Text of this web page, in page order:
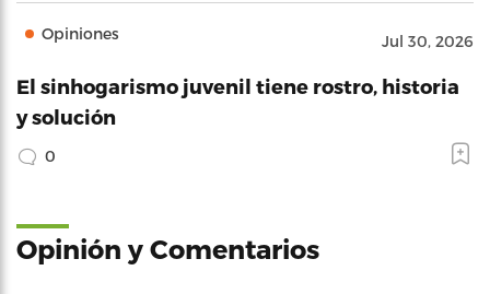
Opiniones Jul 30, 2026
El sinhogarismo juvenil tiene rostro, historia
y solución
0
Opinión y Comentarios